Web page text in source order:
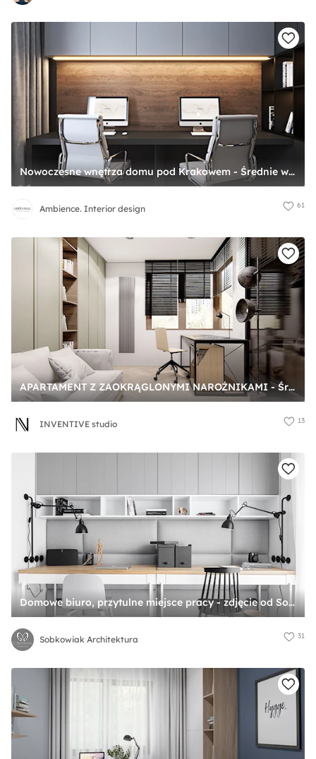
Nowoczesne wnętrza domu pod Krakowem - Średnie w osobnym pomieszczeniu z zabudowanym biurkiem biuro, styl nowoczesny - zdjęcie od Ambience. Interior design
Ambience. Interior design 61
APARTAMENT Z ZAOKRĄGLONYMI NAROŻNIKAMI - Średnie w osobnym pomieszczeniu z sofą białe biuro, styl minimalistyczny - zdjęcie od INVENTIVE studio
INVENTIVE studio 13
Domowe biuro, przytulne miejsce pracy - zdjęcie od Sobkowiak Architektura
Sobkowiak Architektura 31